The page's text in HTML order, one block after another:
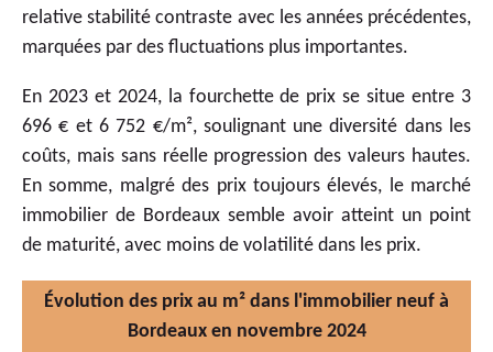
relative stabilité contraste avec les années précédentes,
marquées par des fluctuations plus importantes.
En 2023 et 2024, la fourchette de prix se situe entre 3
696 € et 6 752 €/m², soulignant une diversité dans les
coûts, mais sans réelle progression des valeurs hautes.
En somme, malgré des prix toujours élevés, le marché
immobilier de Bordeaux semble avoir atteint un point
de maturité, avec moins de volatilité dans les prix.
Évolution des prix au m² dans l'immobilier neuf à
Bordeaux en novembre 2024